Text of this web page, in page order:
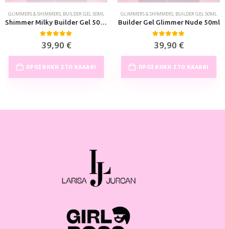
GLIMMERS & SHIMMERS, BUILDER GEL 50ML
Shimmer Milky Builder Gel 50ml
0out of 5
39,90 €
ΠΡΟΣΘΉΚΗ ΣΤΟ ΚΑΛΆΘΙ
GLIMMERS & SHIMMERS, BUILDER GEL 50ML
Builder Gel Glimmer Nude 50ml
0out of 5
39,90 €
ΠΡΟΣΘΉΚΗ ΣΤΟ ΚΑΛΆΘΙ